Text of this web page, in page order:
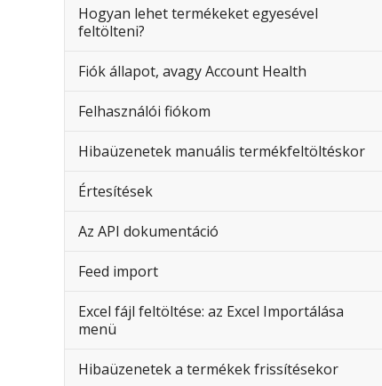
Hogyan lehet termékeket egyesével
feltölteni?
Fiók állapot, avagy Account Health
Felhasználói fiókom
Hibaüzenetek manuális termékfeltöltéskor
Értesítések
Az API dokumentáció
Feed import
Excel fájl feltöltése: az Excel Importálása
menü
Hibaüzenetek a termékek frissítésekor